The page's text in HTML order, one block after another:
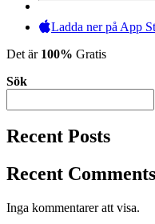
Ladda ner på App
Det är 100% Gratis
Sök
Recent Posts
Recent Comments
Inga kommentarer att visa.